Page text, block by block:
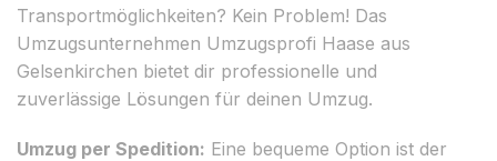
Transportmöglichkeiten? Kein Problem! Das
Umzugsunternehmen Umzugsprofi Haase aus
Gelsenkirchen bietet dir professionelle und
zuverlässige Lösungen für deinen Umzug.
Umzug per Spedition: Eine bequeme Option ist der